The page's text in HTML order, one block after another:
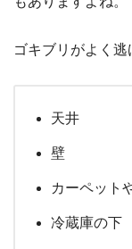
ゴキブリがよく逃
天井
壁
カーペット
冷蔵庫の下